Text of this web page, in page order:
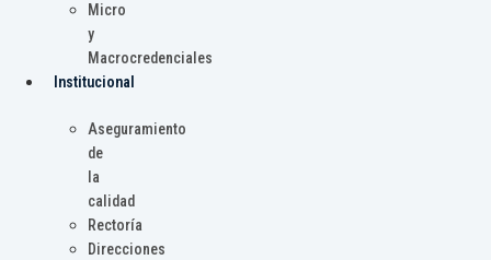
Micro
y
Macrocredenciales
Institucional
Aseguramiento
de
la
calidad
Rectoría
Direcciones